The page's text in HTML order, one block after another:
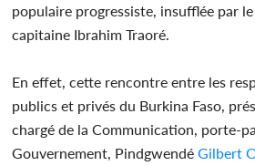
populaire progressiste, insufflée par
capitaine Ibrahim Traoré.
En effet, cette rencontre entre les
publics et privés du Burkina Faso,
chargé de la Communication, porte-
Gouvernement, PindgwendéGilbert